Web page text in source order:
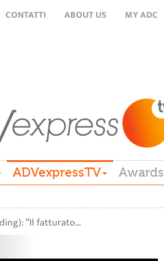
CONTATTI ABOUT US MY ADC
ADVexpressTV Awards
“Il fatturato…